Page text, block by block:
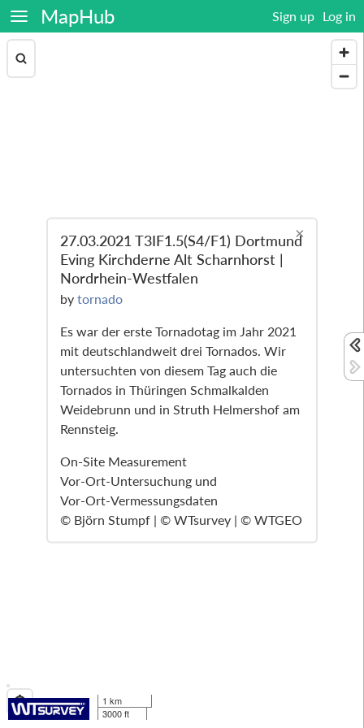
MapHub Sign up Log in
1 km
3000 ft
×
27.03.2021 T3IF1.5(S4/F1) Dortmund
Eving Kirchderne Alt Scharnhorst |
Nordrhein-Westfalen
by tornado
Es war der erste Tornadotag im Jahr 2021
mit deutschlandweit drei Tornados. Wir
untersuchten von diesem Tag auch die
Tornados in Thüringen Schmalkalden
Weidebrunn und in Struth Helmershof am
Rennsteig.
On-Site Measurement
Vor-Ort-Untersuchung und
Vor-Ort-Vermessungsdaten
© Björn Stumpf | © WTsurvey | © WTGEO